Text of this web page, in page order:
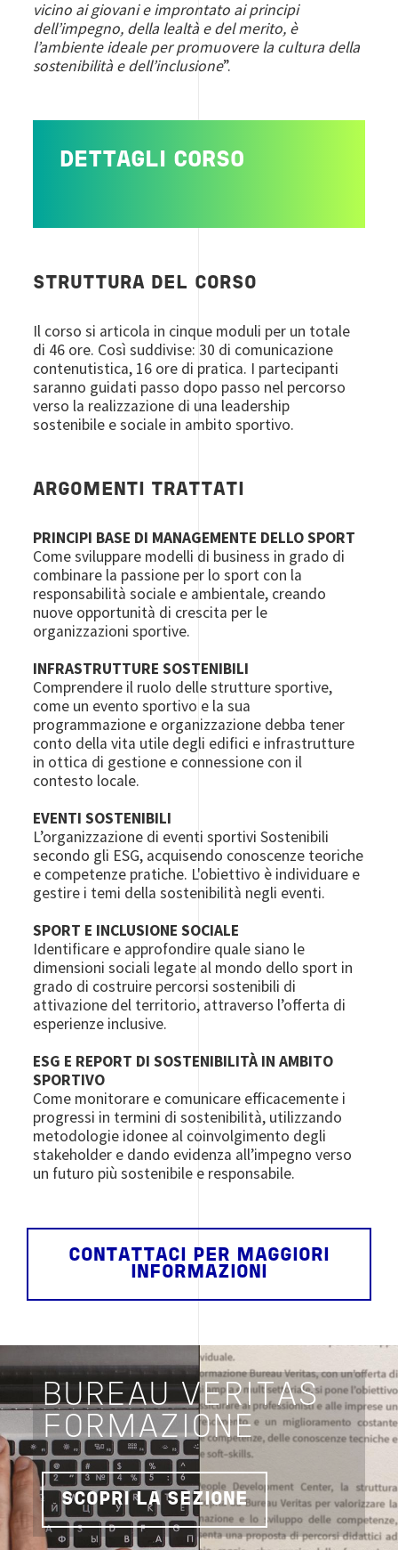
vicino ai giovani e improntato ai principi
dell’impegno, della lealtà e del merito, è
l’ambiente ideale per promuovere la cultura della
sostenibilità e dell’inclusione”.
DETTAGLI CORSO
STRUTTURA DEL CORSO
Il corso si articola in cinque moduli per un totale
di 46 ore. Così suddivise: 30 di comunicazione
contenutistica, 16 ore di pratica. I partecipanti
saranno guidati passo dopo passo nel percorso
verso la realizzazione di una leadership
sostenibile e sociale in ambito sportivo.
ARGOMENTI TRATTATI
PRINCIPI BASE DI MANAGEMENTE DELLO SPORT
Come sviluppare modelli di business in grado di
combinare la passione per lo sport con la
responsabilità sociale e ambientale, creando
nuove opportunità di crescita per le
organizzazioni sportive.
INFRASTRUTTURE SOSTENIBILI
Comprendere il ruolo delle strutture sportive,
come un evento sportivo e la sua
programmazione e organizzazione debba tener
conto della vita utile degli edifici e infrastrutture
in ottica di gestione e connessione con il
contesto locale.
EVENTI SOSTENIBILI
L’organizzazione di eventi sportivi Sostenibili
secondo gli ESG, acquisendo conoscenze teoriche
e competenze pratiche. L'obiettivo è individuare e
gestire i temi della sostenibilità negli eventi.
SPORT E INCLUSIONE SOCIALE
Identificare e approfondire quale siano le
dimensioni sociali legate al mondo dello sport in
grado di costruire percorsi sostenibili di
attivazione del territorio, attraverso l’offerta di
esperienze inclusive.
ESG E REPORT DI SOSTENIBILITÀ IN AMBITO
SPORTIVO
Come monitorare e comunicare efficacemente i
progressi in termini di sostenibilità, utilizzando
metodologie idonee al coinvolgimento degli
stakeholder e dando evidenza all’impegno verso
un futuro più sostenibile e responsabile.
CONTATTACI PER MAGGIORI
INFORMAZIONI
BUREAU VERITAS
FORMAZIONE
SCOPRI LA SEZIONE